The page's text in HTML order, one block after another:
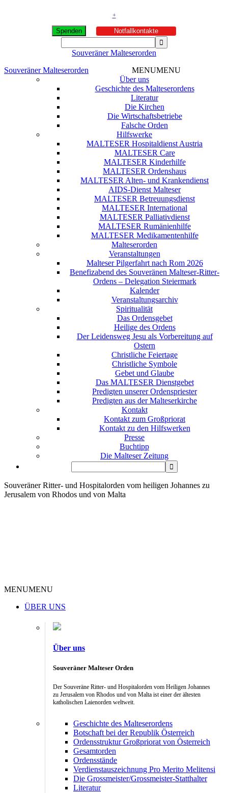
+
Spenden Notfallkontakte
Souveräner Malteserorden
Souveräner Malteserorden
MENUMENU
Über uns
Geschichte des Malteserordens
Literatur
Die Kirchen
Die Wirtschaftsbetriebe
Falsche Orden
Hilfswerke
MALTESER Hospitaldienst Austria
MALTESER Care
MALTESER Kinderhilfe
MALTESER Ordenshaus
MALTESER Alten- und Krankendienst
AIDS-Dienst Malteser
MALTESER Betreuungsdienst
MALTESER International
MALTESER Palliativdienst
MALTESER Rumänienhilfe
MALTESER Medikamentenhilfe
Malteserorden
Veranstaltungen
Malteser Pilgerfahrt nach Rom 2026
Benefizabend des Souveränen Malteser-Ritter-
Ordens – Delegation Steiermark
Kalender
Veranstaltungsarchiv
Spiritualität
Das Ordensgebet
Heilige des Ordens
Der Leidensweg Jesu als Vorbereitung auf
Ostern
Christliche Feiertage
Christliche Symbole
Gebet und Glaube
Das MALTESER Dienstgebet
Predigten unserer Ordenspriester
Predigten aus der Malteserkirche
Kontakt
Kontakt zum Großpriorat
Kontakt zu den Hilfswerken
Presse
Buchtipp
Die Malteser Zeitung
Souveräner Ritter- und Hospitalorden vom heiligen Johannes zu
Jerusalem von Rhodos und von Malta
MENUMENU
ÜBER UNS
Über uns
Souveräner Malteser Orden
Der Souveräne Ritter- und Hospitalorden vom Heiligen Johannes
zu Jerusalem von Rhodos und von Malta ist einer der ältesten
katholischen Laienorden weltweit.
Geschichte des Malteserordens
Botschaft bei der Republik Österreich
Ordensstruktur Großpriorat von Österreich
Gesamtorden
Ordensstände
Verdienstauszeichnung Pro Merito Melitensi
Die Grossmeister/Grossmeister-Statthalter
Literatur